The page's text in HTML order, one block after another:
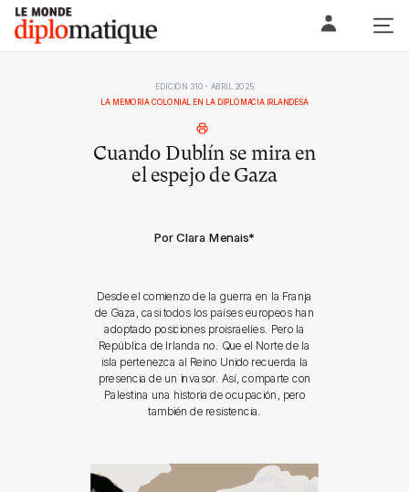
Skip
content
Le monde diplomatique
EDICIÓN 310 - ABRIL 2025
LA MEMORIA COLONIAL EN LA DIPLOMACIA IRLANDESA
Cuando Dublín se mira en
el espejo de Gaza
Por Clara Menais*
Desde el comienzo de la guerra en la Franja
de Gaza, casi todos los países europeos han
adoptado posiciones proisraelíes. Pero la
República de Irlanda no. Que el Norte de la
isla pertenezca al Reino Unido recuerda la
presencia de un invasor. Así, comparte con
Palestina una historia de ocupación, pero
también de resistencia.